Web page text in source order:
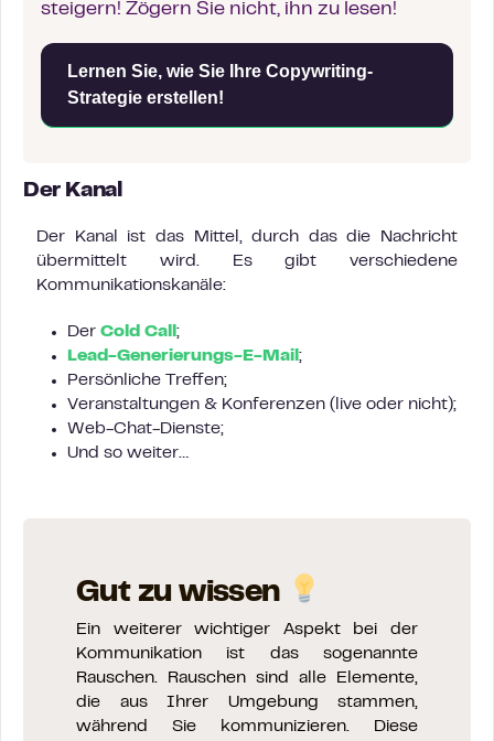
steigern! Zögern Sie nicht, ihn zu lesen!
Lernen Sie, wie Sie Ihre Copywriting-
Strategie erstellen!
Der Kanal
Der Kanal ist das Mittel, durch das die Nachricht
übermittelt wird. Es gibt verschiedene
Kommunikationskanäle:
Der Cold Call ;
Lead-Generierungs-E-Mail ;
Persönliche Treffen;
Veranstaltungen & Konferenzen (live oder nicht);
Web-Chat-Dienste;
Und so weiter…
Gut zu wissen
Ein weiterer wichtiger Aspekt bei der
Kommunikation ist das sogenannte
Rauschen. Rauschen sind alle Elemente,
die aus Ihrer Umgebung stammen,
während Sie kommunizieren. Diese